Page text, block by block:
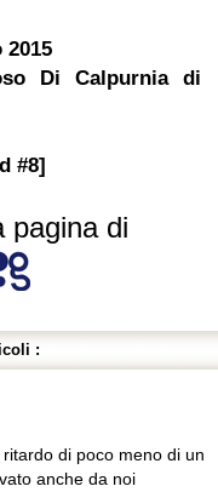
Di Calpurnia di
#8]
pagina di
:
di poco meno di un
anche da noi